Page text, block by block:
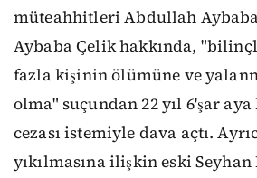
müteahhitleri Abdullah Aybaba
Aybaba Çelik hakkında,
fazla kişinin ölümüne ve
olma" suçundan 22 yıl 6'şar
cezası istemiyle dava açtı.
yıkılmasına ilişkin eski